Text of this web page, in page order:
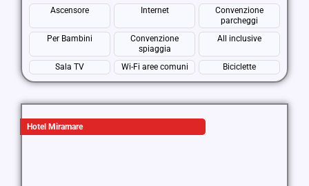
Ascensore Internet
Convenzione
parcheggi
Per Bambini
Convenzione
spiaggia
All inclusive
Sala TV Wi-Fi aree comuni Biciclette
Hotel Miramare